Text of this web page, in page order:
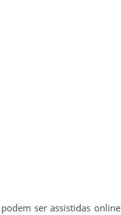
ser assistidas online